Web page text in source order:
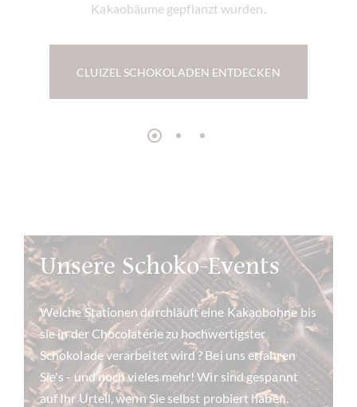
Kakaobäume gepflanzt wurden.
CLUIZEL SCHOKOLADEN ENTDECKEN
Unsere Schoko-Events
Welche Stationen durchläuft eine Kakaobohne bis
sie in der Chocolaterie zu hochwertigster
Schokolade verarbeitet wird ? Bei uns erfahren
Sie's - und noch vieles mehr! Wir sind gespannt
auf Ihr Urteil, wenn Sie selbst probiert haben.